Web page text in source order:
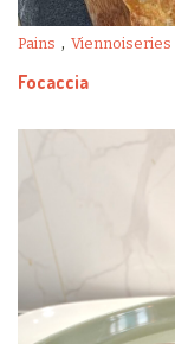
Pains , Viennoiseries
Focaccia